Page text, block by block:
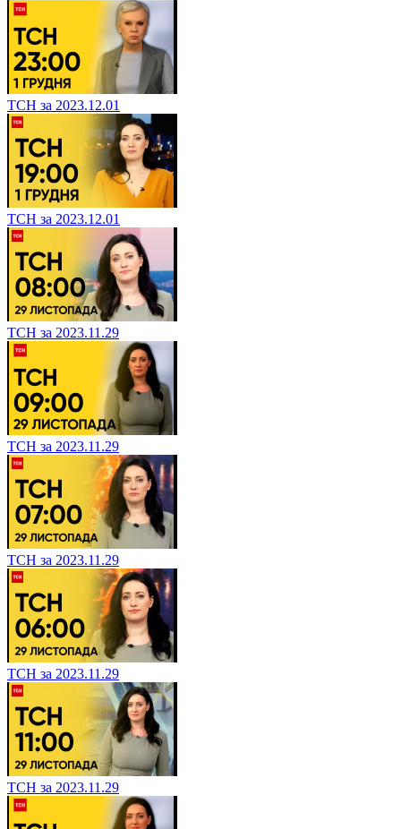
ТСН за 2023.12.01
ТСН за 2023.12.01
ТСН за 2023.11.29
ТСН за 2023.11.29
ТСН за 2023.11.29
ТСН за 2023.11.29
ТСН за 2023.11.29